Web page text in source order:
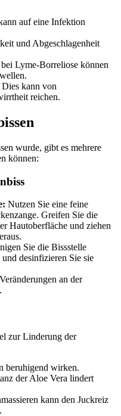
auf eine Infektion
und Abgeschlagenheit
Lyme-Borreliose können
Dies kann von
reichen.
wurde, gibt es mehrere
können:
Nutzen Sie eine feine
Greifen Sie die
Hautoberfläche und ziehen
Sie die Bissstelle
desinfizieren Sie sie
an der
zur Linderung der
beruhigend wirken.
der Aloe Vera lindert
kann den Juckreiz